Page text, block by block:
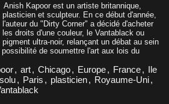
Anish Kapoor est un artiste britannique,
plasticien et sculpteur. En ce début d'année,
l'auteur du "Dirty Corner" a décidé d'acheter
les droits d'une couleur, le Vantablack ou
pigment ultra-noir, relançant un débat au sein
de soumettre l'art aux lois du
, art, Chicago, Europe, France, Ile
, Paris , plasticien, Royaume-Uni,